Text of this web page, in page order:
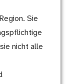
Sie
nicht alle